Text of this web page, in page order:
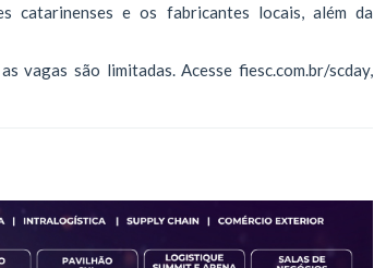
e os fabricantes locais, além da
vagas são limitadas. Acesse fiesc.com.br/scday,